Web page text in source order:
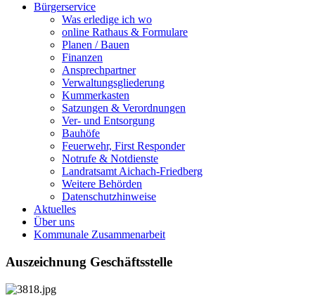
Bürgerservice
Was erledige ich wo
online Rathaus & Formulare
Planen / Bauen
Finanzen
Ansprechpartner
Verwaltungsgliederung
Kummerkasten
Satzungen & Verordnungen
Ver- und Entsorgung
Bauhöfe
Feuerwehr, First Responder
Notrufe & Notdienste
Landratsamt Aichach-Friedberg
Weitere Behörden
Datenschutzhinweise
Aktuelles
Über uns
Kommunale Zusammenarbeit
Auszeichnung Geschäftsstelle